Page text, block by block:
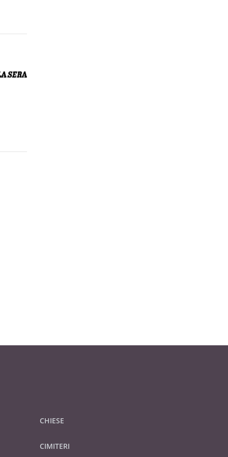
CHIESE
CIMITERI